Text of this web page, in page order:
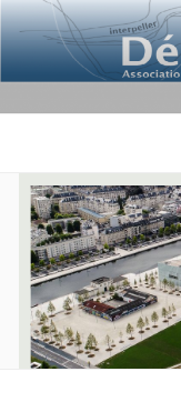
Aller
au